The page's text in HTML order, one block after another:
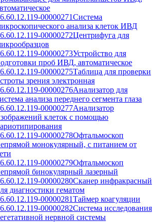
00000271Система
анализа клеток ИВД
00000272Центрифуга для
00000273Устройство для
проб ИВД, автоматическое
00000275Таблица для проверки
зрения электронная
00000276Анализатор для
анализа переднего сегмента глаза
00000277Анализатор
клеток с помощью
00000278Офтальмоскоп
монокулярный, с питанием от
00000279Офтальмоскоп
бинокулярный лазерный
00000280Сканер инфракрасный
диагностики гематом
00000281Таймер коагуляции
00000282Система исследования
нервной системы